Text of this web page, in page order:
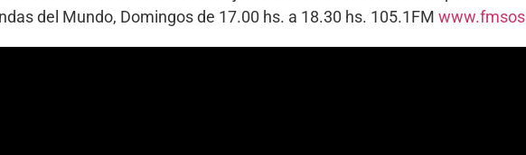
del Mundo, Domingos de 17.00 hs. a 18.30 hs. 105.1FM